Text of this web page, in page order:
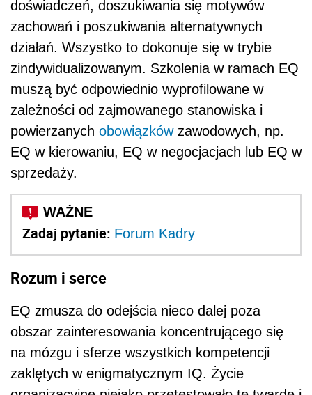
doświadczeń, doszukiwania się motywów
zachowań i poszukiwania alternatywnych
działań. Wszystko to dokonuje się w trybie
zindywidualizowanym. Szkolenia w ramach EQ
muszą być odpowiednio wyprofilowane w
zależności od zajmowanego stanowiska i
powierzanych obowiązkówzawodowych, np.
EQ w kierowaniu, EQ w negocjacjach lub EQ w
sprzedaży.
Zadaj pytanie: Forum Kadry
Rozum i serce
EQ zmusza do odejścia nieco dalej poza
obszar zainteresowania koncentrującego się
na mózgu i sferze wszystkich kompetencji
zaklętych w enigmatycznym IQ. Życie